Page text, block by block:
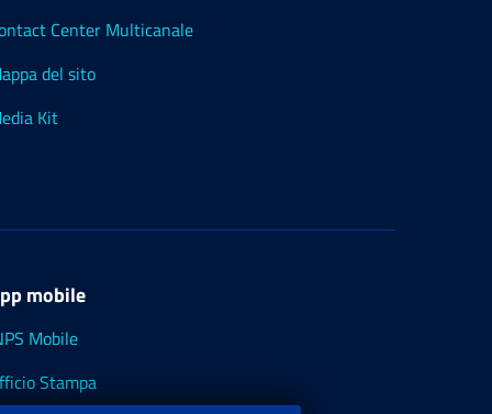
Center Multicanale
del sito
Kit
mobile
Mobile
Stampa